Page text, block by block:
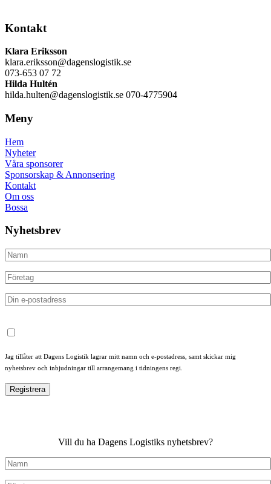
Kontakt
Klara Eriksson
klara.eriksson@dagenslogistik.se
073-653 07 72
Hilda Hultén
hilda.hulten@dagenslogistik.se 070-4775904
Meny
Hem
Nyheter
Våra sponsorer
Sponsorskap & Annonsering
Kontakt
Om oss
Bossa
Nyhetsbrev
Jag tillåter att Dagens Logistik lagrar mitt namn och e-postadress, samt skickar mig
nyhetsbrev och inbjudningar till arrangemang i tidningens regi.
Vill du ha Dagens Logistiks nyhetsbrev?